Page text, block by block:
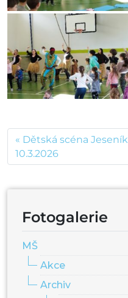
Dětská scéna Jeseník
10.3.2026
Fotogalerie
MŠ
Akce
Archiv